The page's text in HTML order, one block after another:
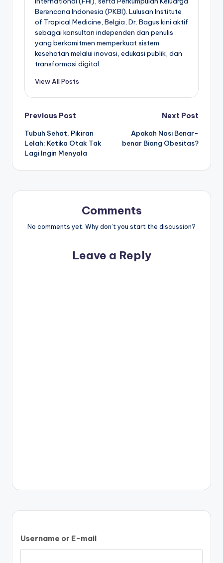
Berencana Indonesia (PKBI). Lulusan Institute
of Tropical Medicine, Belgia, Dr. Bagus kini aktif
sebagai konsultan independen dan penulis
yang berkomitmen memperkuat sistem
kesehatan melalui inovasi, edukasi publik, dan
transformasi digital.
View All Posts
Post
navigation
Previous Post
Tubuh Sehat, Pikiran
Lelah: Ketika Otak Tak
Lagi Ingin Menyala
Next Post
Apakah Nasi Benar-
benar Biang Obesitas?
Comments
No comments yet. Why don’t you start the discussion?
Leave a Reply
Username or E-mail